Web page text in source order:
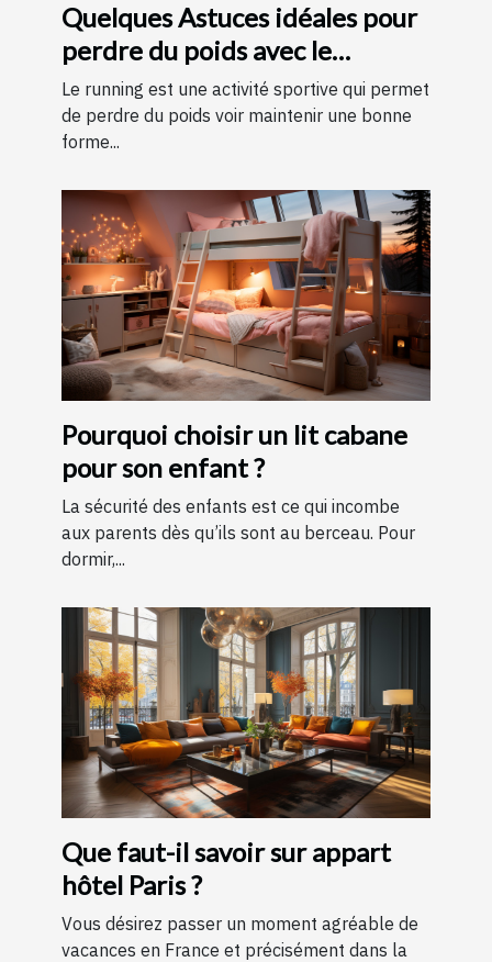
Quelques Astuces idéales pour
perdre du poids avec le
running ?
Le running est une activité sportive qui permet
de perdre du poids voir maintenir une bonne
forme...
Pourquoi choisir un lit cabane
pour son enfant ?
La sécurité des enfants est ce qui incombe
aux parents dès qu’ils sont au berceau. Pour
dormir,...
Que faut-il savoir sur appart
hôtel Paris ?
Vous désirez passer un moment agréable de
vacances en France et précisément dans la